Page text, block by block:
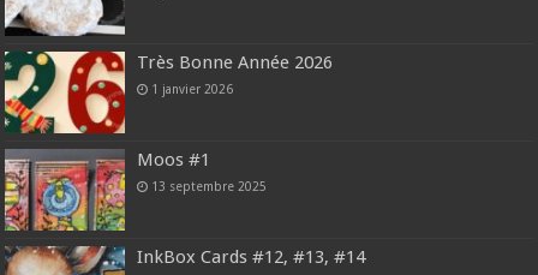
Très Bonne Année 2026
1 janvier 2026
Moos #1
13 septembre 2025
InkBox Cards #12, #13, #14